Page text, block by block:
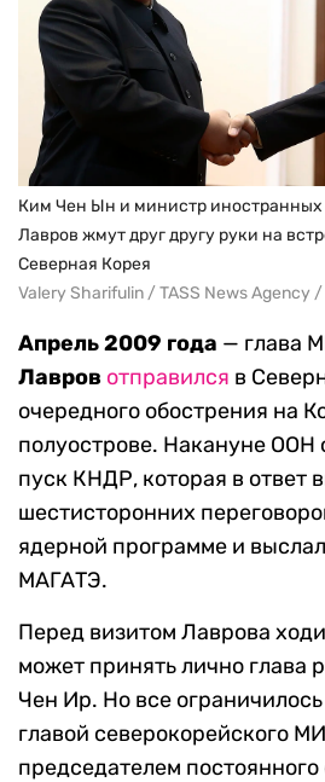
Ким Чен Ын и министр иностранных
Лавров жмут друг другу руки на
Северная Корея
Valery Sharifulin / TASS News Agency /
Апрель 2009 года — глава
Лавров отправился в
очередного обострения на
полуострове. Накануне ООН
пуск КНДР, которая в ответ
шестисторонних
ядерной программе и
МАГАТЭ.
Перед визитом Лаврова
может принять лично глава
Чен Ир. Но все
главой северокорейского
председателем